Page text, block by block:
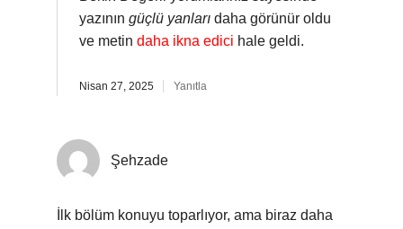
yazının güçlü yanları daha görünür oldu
ve metin daha ikna edici hale geldi.
Nisan 27, 2025 Yanıtla
Şehzade
İlk bölüm konuyu toparlıyor, ama biraz daha